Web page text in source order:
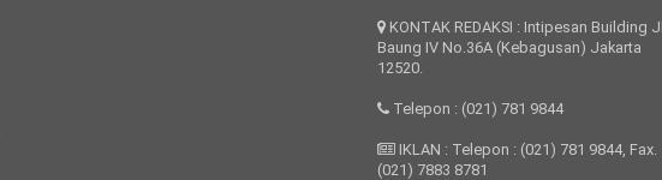
KONTAK REDAKSI : Intipesan Building
Baung IV No.36A (Kebagusan) Jakarta
12520.
Telepon : (021) 781 9844
IKLAN : Telepon : (021) 781 9844, Fax.
(021) 7883 8781